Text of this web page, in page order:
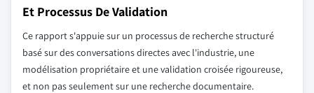
Et Processus De Validation
Ce rapport s'appuie sur un processus de recherche structuré
basé sur des conversations directes avec l'industrie, une
modélisation propriétaire et une validation croisée rigoureuse,
et non pas seulement sur une recherche documentaire.